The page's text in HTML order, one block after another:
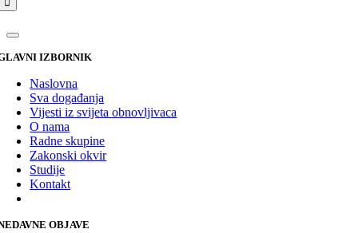
IZBORNIK
Naslovna
Sva događanja
Vijesti iz svijeta obnovljivaca
O nama
Radne skupine
Zakonski okvir
Studije
Kontakt
OBJAVE